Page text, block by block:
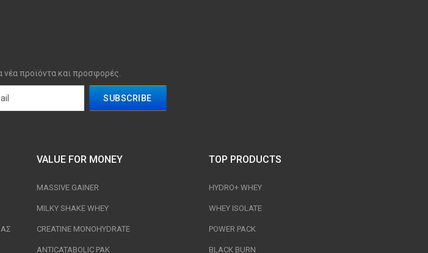
νέα προϊόντα και προσφορές.
VALUE FOR MONEY
MASSIVE GAINER
MILKY SHAKE WHEY
CREATINE MONOHYDRATE
ANTICATABOLIC PAK
TOP PRODUCTS
HYDRO+ WHEY
WHEY ISOLATE
POWER PACK
BLACK BURN